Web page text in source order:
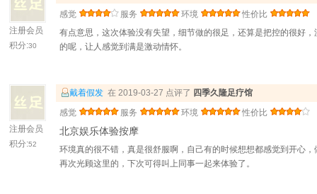
注册会员
积分:30
感觉
服务 环境
性价比
有点意思，这次体验没有失望，细节做的很足，还算是把控的很好
的呢，让人感觉到满是激动情怀。
注册会员
积分:52
戴着假发 在 2019-03-27 点评了 四季久隆足疗馆
感觉
服务 环境 性价比
北京娱乐体验按摩
环境真的很不错，真是很舒服啊，自己有的时候想想都感觉到开心
再次光顾这里的，下次可得叫上同事一起来体验了。